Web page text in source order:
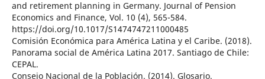
and retirement planning in Germany. Journal of Pension
Economics and Finance, Vol. 10 (4), 565-584.
https://doi.org/10.1017/S1474747211000485
Comisión Económica para América Latina y el Caribe. (2018).
Panorama social de América Latina 2017. Santiago de Chile:
CEPAL.
Consejo Nacional de la Población. (2014). Glosario.